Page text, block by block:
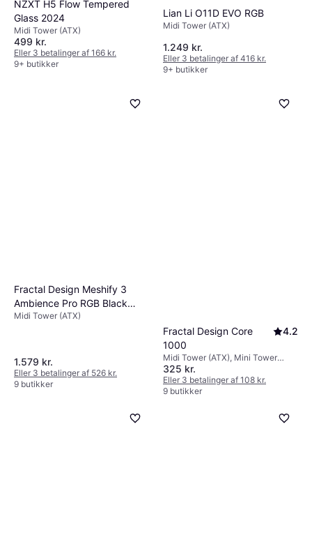
NZXT H5 Flow Tempered
Glass 2024
Midi Tower (ATX)
499 kr.
Eller 3 betalinger af 166 kr.
9+ butikker
Lian Li O11D EVO RGB
Midi Tower (ATX)
1.249 kr.
Eller 3 betalinger af 416 kr.
9+ butikker
Fractal Design Meshify 3
Ambience Pro RGB Black
Kabinet
Midi Tower (ATX)
1.579 kr.
Eller 3 betalinger af 526 kr.
9 butikker
Fractal Design Core
1000
4.2
Midi Tower (ATX), Mini Tower
(Micro-ATX)
325 kr.
Eller 3 betalinger af 108 kr.
9 butikker